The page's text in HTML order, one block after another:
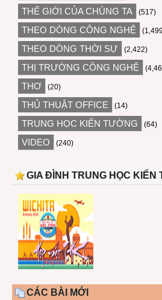
THẾ GIỚI CỦA CHÚNG TA (517)
THEO DÒNG CÔNG NGHỆ
THEO DÒNG THỜI SỰ (2,422)
THỊ TRƯỜNG CÔNG NGHỆ
THƠ (20)
THỦ THUẬT OFFICE (14)
TRUNG HỌC KIẾN TƯỜNG (64)
VIDEO (240)
GIA ĐÌNH TRUNG HỌC KIẾN
CÁC BÀI MỚI